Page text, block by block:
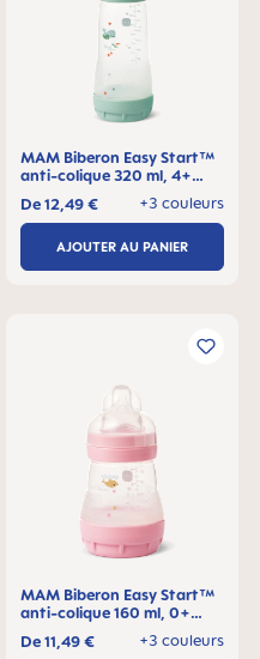
MAM Biberon Easy Start™
anti-colique 320 ml, 4+
+3 couleurs
De12,49 €
AJOUTER AU PANIER
MAM Biberon Easy Start™
anti-colique 160 ml, 0+
+3 couleurs
De11,49 €